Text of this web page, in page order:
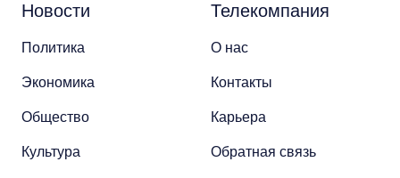
Новости
Политика
Экономика
Общество
Культура
Телекомпания
О нас
Контакты
Карьера
Обратная связь